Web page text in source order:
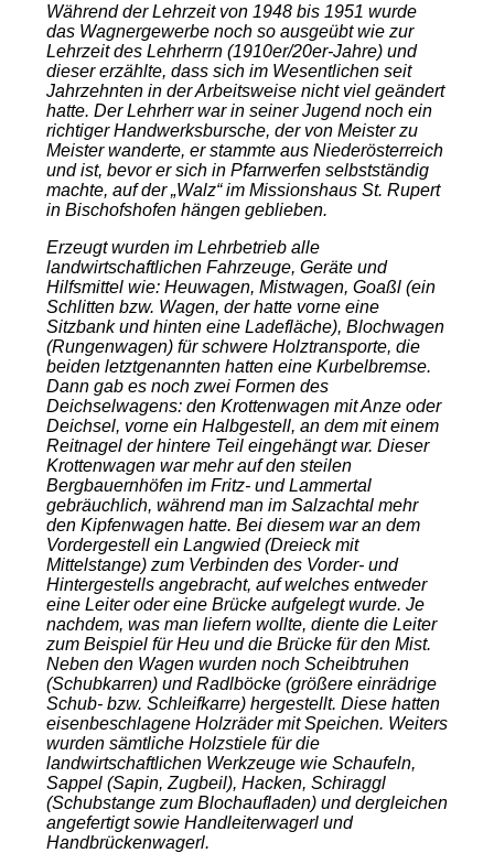
Während der Lehrzeit von 1948 bis 1951 wurde
das Wagnergewerbe noch so ausgeübt wie zur
Lehrzeit des Lehrherrn (1910er/20er-Jahre) und
dieser erzählte, dass sich im Wesentlichen seit
Jahrzehnten in der Arbeitsweise nicht viel geändert
hatte. Der Lehrherr war in seiner Jugend noch ein
richtiger Handwerksbursche, der von Meister zu
Meister wanderte, er stammte aus Niederösterreich
und ist, bevor er sich in Pfarrwerfen selbstständig
machte, auf der „Walz“ im Missionshaus St. Rupert
in Bischofshofen hängen geblieben.
Erzeugt wurden im Lehrbetrieb alle
landwirtschaftlichen Fahrzeuge, Geräte und
Hilfsmittel wie: Heuwagen, Mistwagen, Goaßl (ein
Schlitten bzw. Wagen, der hatte vorne eine
Sitzbank und hinten eine Ladefläche), Blochwagen
(Rungenwagen) für schwere Holztransporte, die
beiden letztgenannten hatten eine Kurbelbremse.
Dann gab es noch zwei Formen des
Deichselwagens: den Krottenwagen mit Anze oder
Deichsel, vorne ein Halbgestell, an dem mit einem
Reitnagel der hintere Teil eingehängt war. Dieser
Krottenwagen war mehr auf den steilen
Bergbauernhöfen im Fritz- und Lammertal
gebräuchlich, während man im Salzachtal mehr
den Kipfenwagen hatte. Bei diesem war an dem
Vordergestell ein Langwied (Dreieck mit
Mittelstange) zum Verbinden des Vorder- und
Hintergestells angebracht, auf welches entweder
eine Leiter oder eine Brücke aufgelegt wurde. Je
nachdem, was man liefern wollte, diente die Leiter
zum Beispiel für Heu und die Brücke für den Mist.
Neben den Wagen wurden noch Scheibtruhen
(Schubkarren) und Radlböcke (größere einrädrige
Schub- bzw. Schleifkarre) hergestellt. Diese hatten
eisenbeschlagene Holzräder mit Speichen. Weiters
wurden sämtliche Holzstiele für die
landwirtschaftlichen Werkzeuge wie Schaufeln,
Sappel (Sapin, Zugbeil), Hacken, Schiraggl
(Schubstange zum Blochaufladen) und dergleichen
angefertigt sowie Handleiterwagerl und
Handbrückenwagerl.